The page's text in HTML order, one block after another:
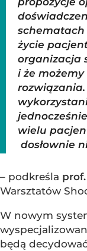
schematach
życie
organizacja
i że
wielu
dosłownie
– podkreśla
Warsztatów
W nowym
będą